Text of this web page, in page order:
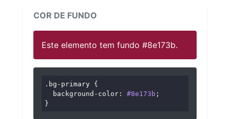
COR DE FUNDO
Este elemento tem fundo #8e173b.
.bg-primary {
background-color : #8e173b ;
}